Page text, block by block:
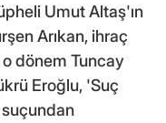
Umut Altaş'ın
Arıkan, ihraç
dönem Tuncay
Eroğlu, 'Suç